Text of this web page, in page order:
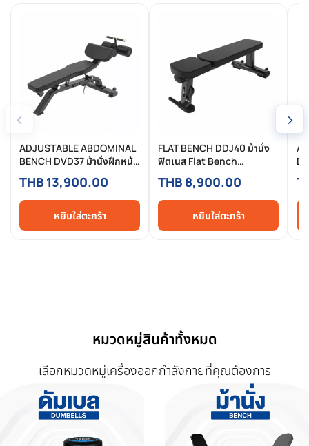
‹
ADJUSTABLE ABDOMINAL
BENCH DVD37 ม้านั่งฝึกหน้า
ท้องปรับระดับได้
Commercial แข็งแรง สำหรับ
ฟิตเนสมืออาชีพ
THB 13,900.00
หยิบใส่ตะกร้า
FLAT BENCH DDJ40 ม้านั่ง
ฟิตเนส Flat Bench
Commercial แข็งแรง
มาตรฐานยิมมืออาชีพ
THB 8,900.00
หยิบใส่ตะกร้า
›
หมวดหมู่สินค้าทั้งหมด
เลือกหมวดหมู่เครื่องออกกำลังกายที่คุณต้องการ